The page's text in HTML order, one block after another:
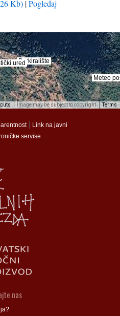
Kb) |Pogledaj
Meteo
uredParkiralište
Meteo
uredParkiralište
Image may be subject to copyright Terms
| Link na javni
servise
nas